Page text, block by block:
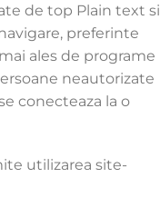
de top Plain text si
preferinte
ales de programe
neautorizate
conecteaza la o
utilizarea site-